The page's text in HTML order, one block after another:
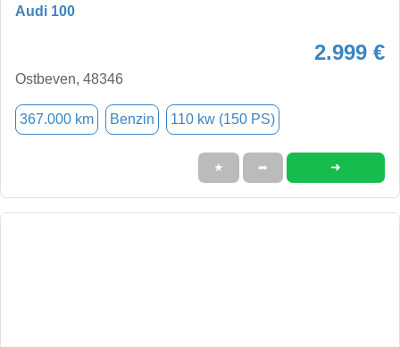
Audi 100
2.999 €
Ostbeven, 48346
367.000 km Benzin 110 kw (150 PS)
★ ➦ ➜